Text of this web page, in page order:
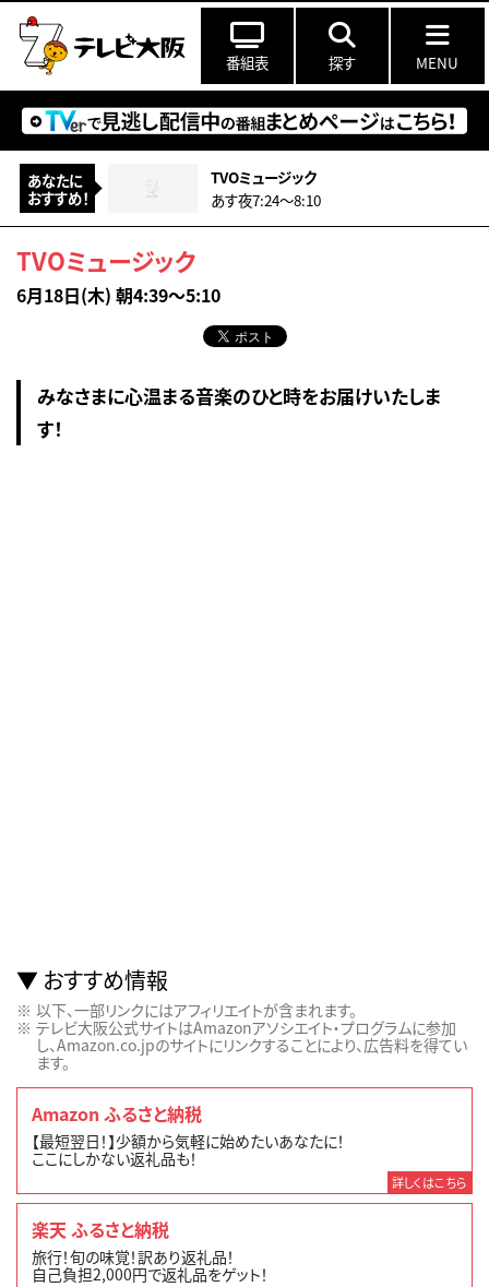
番組表 探す MENU
あなたに
おすすめ！
TVOミュージック
あす夜7:24〜8:10
TVOミュージック
6月18日(木) 朝4:39～5:10
みなさまに心温まる音楽のひと時をお届けいたしま
す！
おすすめ情報
以下、一部リンクにはアフィリエイトが含まれます。
テレビ大阪公式サイトはAmazonアソシエイト・プログラムに参加
し、Amazon.co.jpのサイトにリンクすることにより、広告料を得てい
ます。
Amazon ふるさと納税
【最短翌日！】少額から気軽に始めたいあなたに！
ここにしかない返礼品も！
詳しくはこちら
楽天 ふるさと納税
旅行！旬の味覚！訳あり返礼品！
自己負担2,000円で返礼品をゲット！